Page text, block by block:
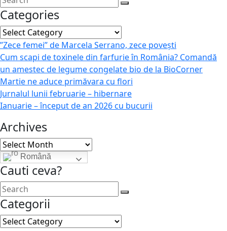
Categories
Categories
”Zece femei” de Marcela Serrano, zece povești
Cum scapi de toxinele din farfurie în România? Comandă
un amestec de legume congelate bio de la BioCorner
Martie ne aduce primăvara cu flori
Jurnalul lunii februarie – hibernare
Ianuarie – început de an 2026 cu bucurii
Archives
Archives
Română
Cauti ceva?
Categorii
Categorii